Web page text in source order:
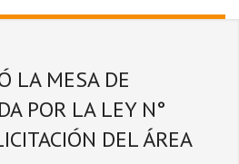
LA MESA DE
POR LA LEY N°
DEL ÁREA